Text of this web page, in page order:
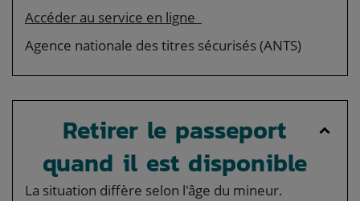
Accéder au service en ligne
Agence nationale des titres sécurisés (ANTS)
Retirer le passeport
quand il est disponible
La situation diffère selon l'âge du mineur.